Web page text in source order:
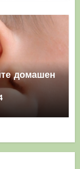
домашен